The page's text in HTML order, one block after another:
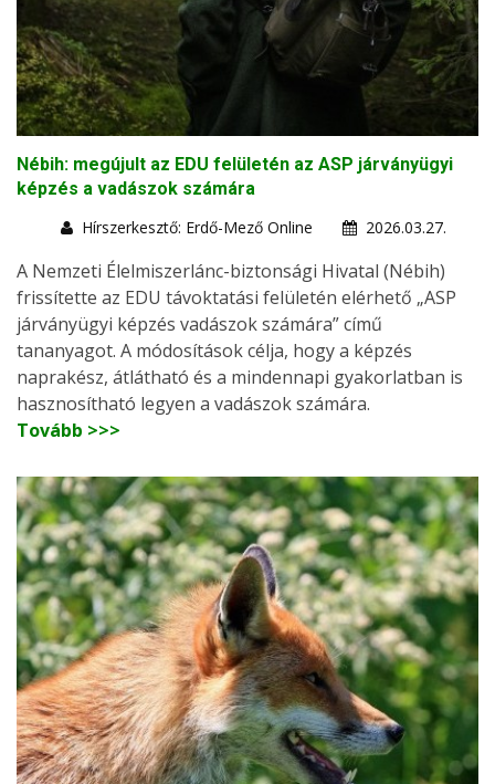
Nébih: megújult az EDU felületén az ASP járványügyi
képzés a vadászok számára
Hírszerkesztő: Erdő-Mező Online
2026.03.27.
A Nemzeti Élelmiszerlánc-biztonsági Hivatal (Nébih)
frissítette az EDU távoktatási felületén elérhető „ASP
járványügyi képzés vadászok számára” című
tananyagot. A módosítások célja, hogy a képzés
naprakész, átlátható és a mindennapi gyakorlatban is
hasznosítható legyen a vadászok számára.
Tovább >>>